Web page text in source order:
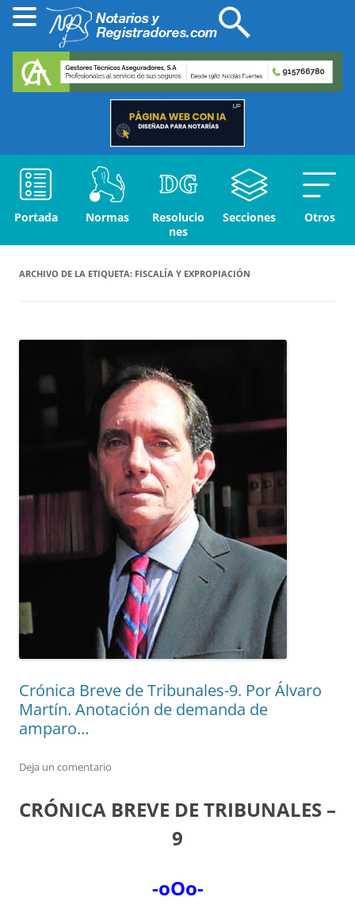
Portada Normas
Resolucio
nes
Secciones Otros
ARCHIVO DE LA ETIQUETA: FISCALÍA Y EXPROPIACIÓN
Crónica Breve de Tribunales-9. Por Álvaro
Martín. Anotación de demanda de
amparo…
Deja un comentario
CRÓNICA BREVE DE TRIBUNALES –
9
-oOo-